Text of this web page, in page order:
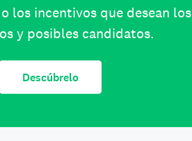
los incentivos que desean los
y posibles candidatos.
Descúbrelo